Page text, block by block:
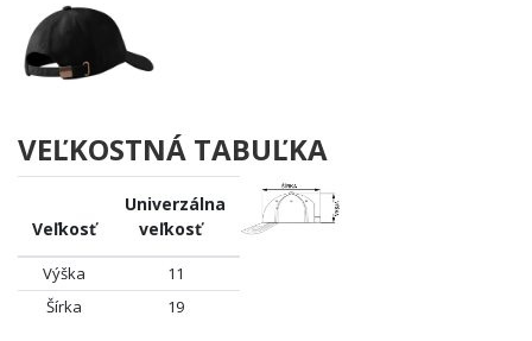
VEĽKOSTNÁ TABUĽKA
Veľkosť
Univerzálna
veľkosť
Výška
11
Šírka
19